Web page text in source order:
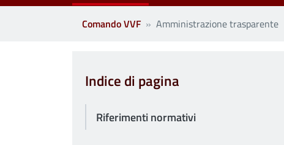
Comando VVF Amministrazione trasparente
Indice di pagina
Riferimenti normativi